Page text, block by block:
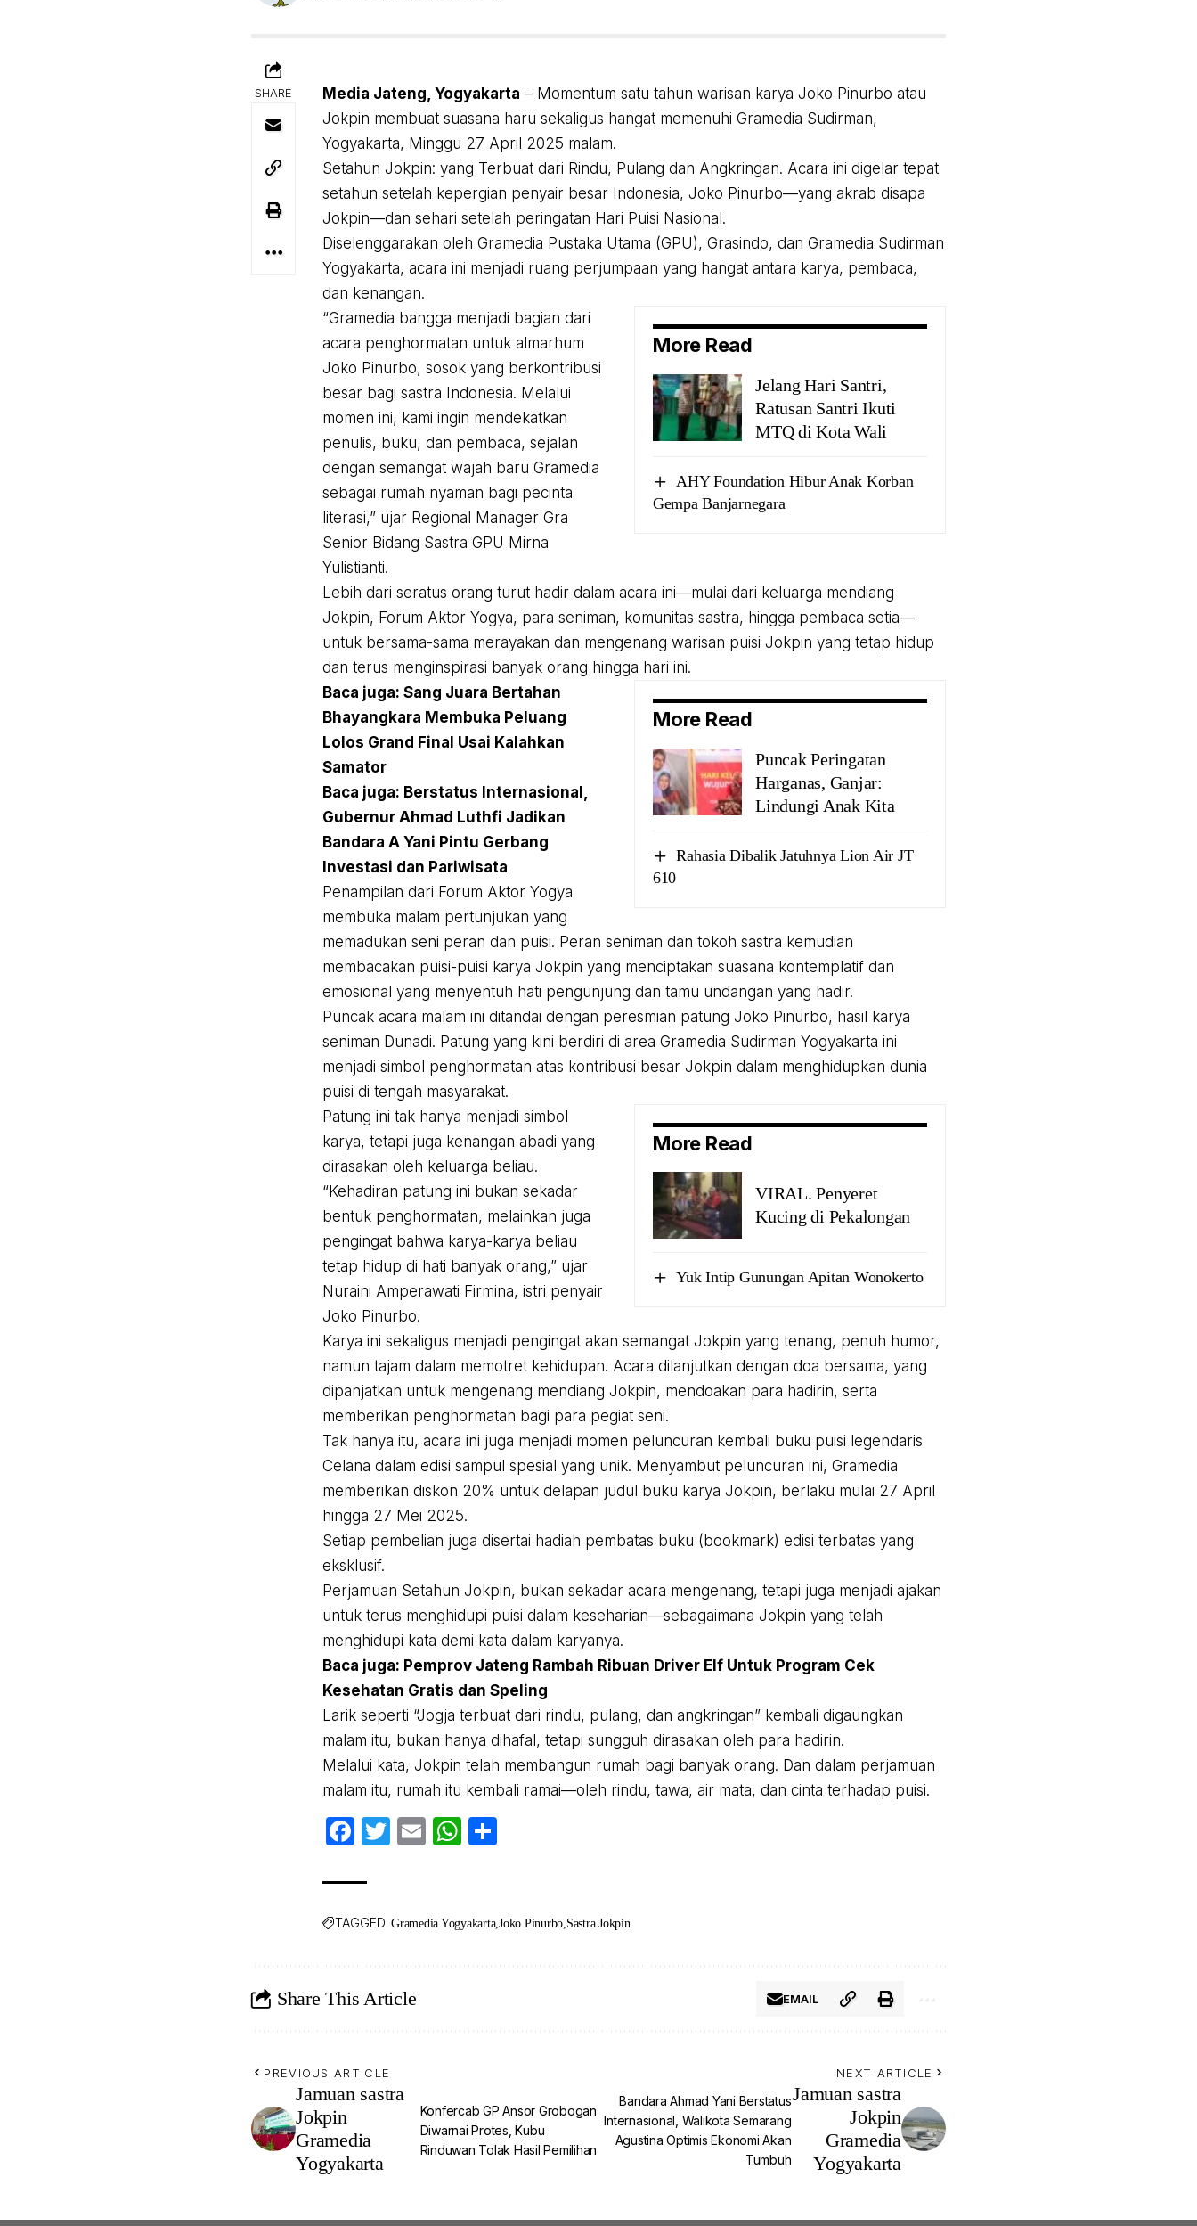
SHARE Media Jateng, Yogyakarta – Momentum satu tahun warisan karya Joko Pinurbo atau
Jokpin membuat suasana haru sekaligus hangat memenuhi Gramedia Sudirman,
Yogyakarta, Minggu 27 April 2025 malam.
Setahun Jokpin: yang Terbuat dari Rindu, Pulang dan Angkringan. Acara ini digelar tepat
setahun setelah kepergian penyair besar Indonesia, Joko Pinurbo—yang akrab disapa
Jokpin—dan sehari setelah peringatan Hari Puisi Nasional.
Diselenggarakan oleh Gramedia Pustaka Utama (GPU), Grasindo, dan Gramedia Sudirman
Yogyakarta, acara ini menjadi ruang perjumpaan yang hangat antara karya, pembaca,
dan kenangan.
More Read
Jelang Hari Santri,
Ratusan Santri Ikuti
MTQ di Kota Wali
AHY Foundation Hibur Anak Korban
Gempa Banjarnegara
“Gramedia bangga menjadi bagian dari
acara penghormatan untuk almarhum
Joko Pinurbo, sosok yang berkontribusi
besar bagi sastra Indonesia. Melalui
momen ini, kami ingin mendekatkan
penulis, buku, dan pembaca, sejalan
dengan semangat wajah baru Gramedia
sebagai rumah nyaman bagi pecinta
literasi,” ujar Regional Manager Gra
Senior Bidang Sastra GPU Mirna
Yulistianti.
Lebih dari seratus orang turut hadir dalam acara ini—mulai dari keluarga mendiang
Jokpin, Forum Aktor Yogya, para seniman, komunitas sastra, hingga pembaca setia—
untuk bersama-sama merayakan dan mengenang warisan puisi Jokpin yang tetap hidup
dan terus menginspirasi banyak orang hingga hari ini.
More Read
Puncak Peringatan
Harganas, Ganjar:
Lindungi Anak Kita
Rahasia Dibalik Jatuhnya Lion Air JT
610
Baca juga: Sang Juara Bertahan
Bhayangkara Membuka Peluang
Lolos Grand Final Usai Kalahkan
Samator
Baca juga: Berstatus Internasional,
Gubernur Ahmad Luthfi Jadikan
Bandara A Yani Pintu Gerbang
Investasi dan Pariwisata
Penampilan dari Forum Aktor Yogya
membuka malam pertunjukan yang
memadukan seni peran dan puisi. Peran seniman dan tokoh sastra kemudian
membacakan puisi-puisi karya Jokpin yang menciptakan suasana kontemplatif dan
emosional yang menyentuh hati pengunjung dan tamu undangan yang hadir.
Puncak acara malam ini ditandai dengan peresmian patung Joko Pinurbo, hasil karya
seniman Dunadi. Patung yang kini berdiri di area Gramedia Sudirman Yogyakarta ini
menjadi simbol penghormatan atas kontribusi besar Jokpin dalam menghidupkan dunia
puisi di tengah masyarakat.
More Read
VIRAL. Penyeret
Kucing di Pekalongan
Yuk Intip Gunungan Apitan Wonokerto
Patung ini tak hanya menjadi simbol
karya, tetapi juga kenangan abadi yang
dirasakan oleh keluarga beliau.
“Kehadiran patung ini bukan sekadar
bentuk penghormatan, melainkan juga
pengingat bahwa karya-karya beliau
tetap hidup di hati banyak orang,” ujar
Nuraini Amperawati Firmina, istri penyair
Joko Pinurbo.
Karya ini sekaligus menjadi pengingat akan semangat Jokpin yang tenang, penuh humor,
namun tajam dalam memotret kehidupan. Acara dilanjutkan dengan doa bersama, yang
dipanjatkan untuk mengenang mendiang Jokpin, mendoakan para hadirin, serta
memberikan penghormatan bagi para pegiat seni.
Tak hanya itu, acara ini juga menjadi momen peluncuran kembali buku puisi legendaris
Celana dalam edisi sampul spesial yang unik. Menyambut peluncuran ini, Gramedia
memberikan diskon 20% untuk delapan judul buku karya Jokpin, berlaku mulai 27 April
hingga 27 Mei 2025.
Setiap pembelian juga disertai hadiah pembatas buku (bookmark) edisi terbatas yang
eksklusif.
Perjamuan Setahun Jokpin, bukan sekadar acara mengenang, tetapi juga menjadi ajakan
untuk terus menghidupi puisi dalam keseharian—sebagaimana Jokpin yang telah
menghidupi kata demi kata dalam karyanya.
Baca juga: Pemprov Jateng Rambah Ribuan Driver Elf Untuk Program Cek
Kesehatan Gratis dan Speling
Larik seperti “Jogja terbuat dari rindu, pulang, dan angkringan” kembali digaungkan
malam itu, bukan hanya dihafal, tetapi sungguh dirasakan oleh para hadirin.
Melalui kata, Jokpin telah membangun rumah bagi banyak orang. Dan dalam perjamuan
malam itu, rumah itu kembali ramai—oleh rindu, tawa, air mata, dan cinta terhadap puisi.
Facebook
Twitter
EmailWhatsApp
TAGGED: Gramedia Yogyakarta Joko Pinurbo Sastra Jokpin
Share This Article EMAIL
PREVIOUS ARTICLE
Jamuan sastra
Jokpin
Gramedia
Yogyakarta
Konfercab GP Ansor Grobogan
Diwarnai Protes, Kubu
Rinduwan Tolak Hasil Pemilihan
NEXT ARTICLE
Jamuan sastra
Jokpin
Gramedia
Yogyakarta
Bandara Ahmad Yani Berstatus
Internasional, Walikota Semarang
Agustina Optimis Ekonomi Akan
Tumbuh